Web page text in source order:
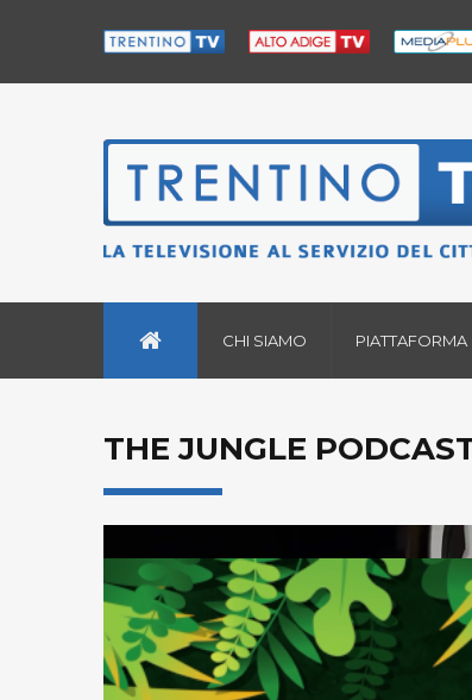
CHI SIAMO PIATTAFORMA
THE JUNGLE